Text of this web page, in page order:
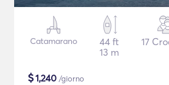
Catamarano
44 ft
13 m
17
$1,240 /giorno